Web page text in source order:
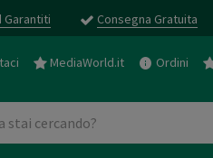
Garantiti Consegna Gratuita
MediaWorld.it Ordini